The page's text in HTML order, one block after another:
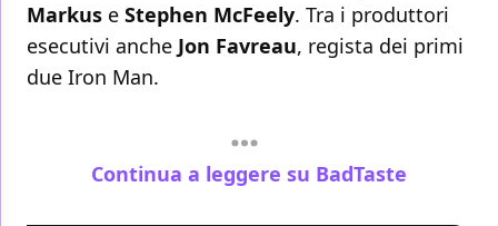
Markus e Stephen McFeely. Tra i produttori
esecutivi anche Jon Favreau, regista dei primi
due Iron Man.
Continua a leggere su BadTaste